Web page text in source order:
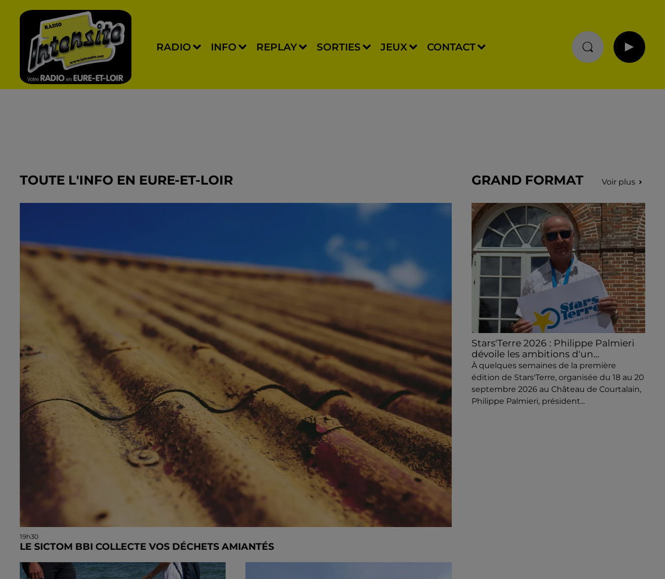
RADIO INFO REPLAY SORTIES JEUX CONTACT
TOUTE L'INFO EN EURE-ET-LOIR
19h30
LE SICTOM BBI COLLECTE VOS DÉCHETS AMIANTÉS
GRAND FORMAT Voir plus
Stars'Terre 2026 : Philippe Palmieri
dévoile les ambitions d'un...
À quelques semaines de la première
édition de Stars'Terre, organisée du 18 au 20
septembre 2026 au Château de Courtalain,
Philippe Palmieri, président...